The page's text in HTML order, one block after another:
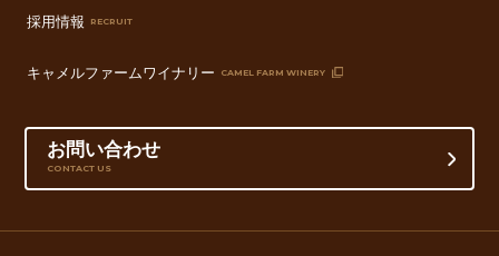
採用情報 RECRUIT
キャメルファームワイナリー CAMEL FARM WINERY
お問い合わせ
CONTACT US